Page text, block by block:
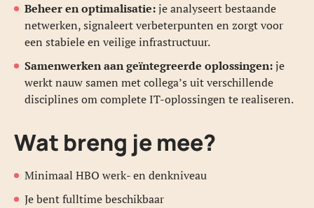
Beheer en optimalisatie:je analyseert bestaande
netwerken, signaleert verbeterpunten en zorgt voor
een stabiele en veilige infrastructuur.
Samenwerken aan geïntegreerde oplossingen:je
werkt nauw samen met collega’s uit verschillende
disciplines om complete IT-oplossingen te realiseren.
Wat breng je mee?
Minimaal HBO werk- en denkniveau
Je bent fulltime beschikbaar